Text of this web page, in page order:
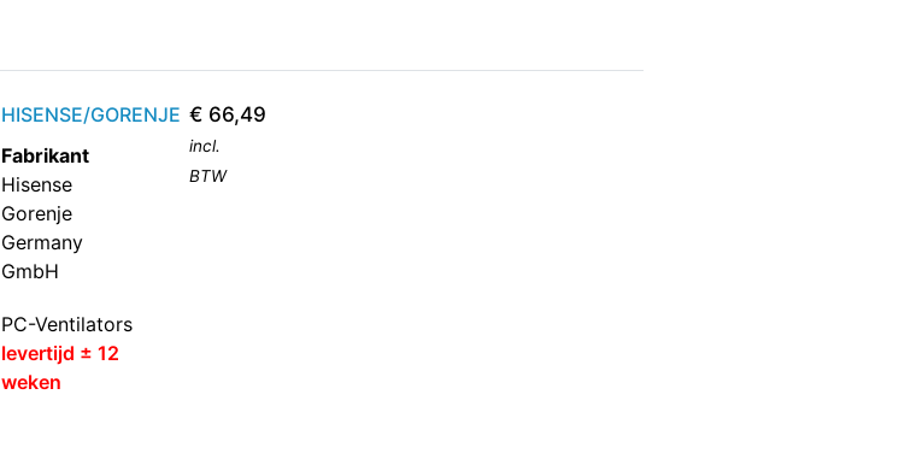
HISENSE/GORENJE
Fabrikant
Hisense
Gorenje
Germany
GmbH
PC-Ventilators
levertijd ± 12
weken
€ 66,49
incl.
BTW